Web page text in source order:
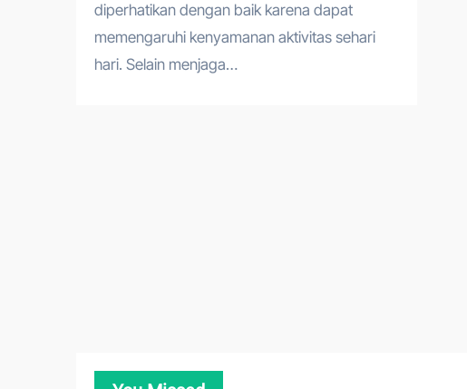
diperhatikan dengan baik karena dapat
memengaruhi kenyamanan aktivitas sehari
hari. Selain menjaga…